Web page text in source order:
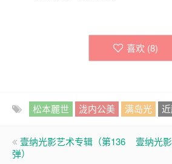
喜欢 (8)
松本麗世 泷内公美 满岛光
壹纳光影艺术专辑（第136
弹）
壹纳光